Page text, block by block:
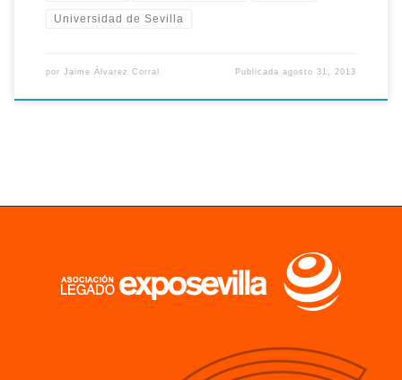
Universidad de Sevilla
por Jaime Álvarez Corral Publicadaagosto 31, 2013